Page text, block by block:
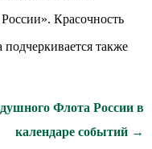
Красочность
также
Флота России в
календаре событий →